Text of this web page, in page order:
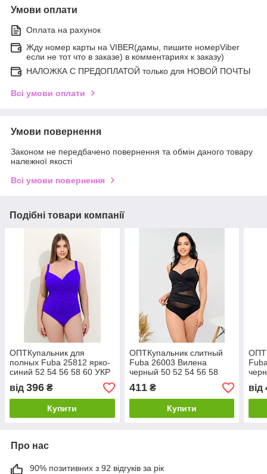
Умови оплати
Оплата на рахунок
Жду номер карты на VIBER(дамы, пишите номерViber
если не тот что в заказе) в комментариях к заказу)
НАЛОЖКА С ПРЕДОПЛАТОЙ только для НОВОЙ ПОЧТЫ
Всі умови оплати
Умови повернення
Законом не передбачено повернення та обмін даного товару
належної якості
Всі умови повернення
Подібні товари компанії
ОПТКупальник для
полных Fuba 25812 ярко-
синий 52 54 56 58 60 УКР
від 396 ₴
Купити
ОПТКупальник слитный
Fuba 26003 Вилена
черный 50 52 54 56 58
411₴
Купити
від
Про нас
90% позитивних з 92 відгуків за рік